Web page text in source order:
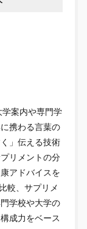
案内や専門学
携わる言葉の
」伝える技術
リメントの分
アドバイスを
較、サプリメ
学校や大学の
成力をベース